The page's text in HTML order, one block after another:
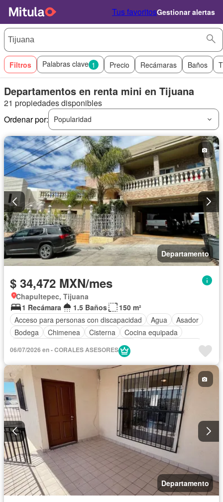
Tus favoritosGestionar alertas
Filtros Palabras clave 1 Precio Recámaras Baños
Departamentos en renta mini en Tijuana
21 propiedades disponibles
Ordenar por:
Popularidad
Departamento
$ 34,472 MXN/mes
Chapultepec, Tijuana
1 Recámara
1.5 Baños
150 m²
Acceso para personas con discapacidad
Agua
Asador
Bodega
Chimenea Cisterna
Cocina equipada
Cuarto de Limpieza
Internet
Recámara con closet
Televisión por cable
Terraza
Vista panorámica
Completamente amueblado
06/07/2026 en - CORALES ASESORES
Departamento